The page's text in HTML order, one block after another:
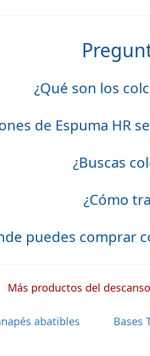
¿Qué son los
de Espuma HR
¿Buscas
¿Cómo
puedes comprar
Más productos del
abatibles Bases